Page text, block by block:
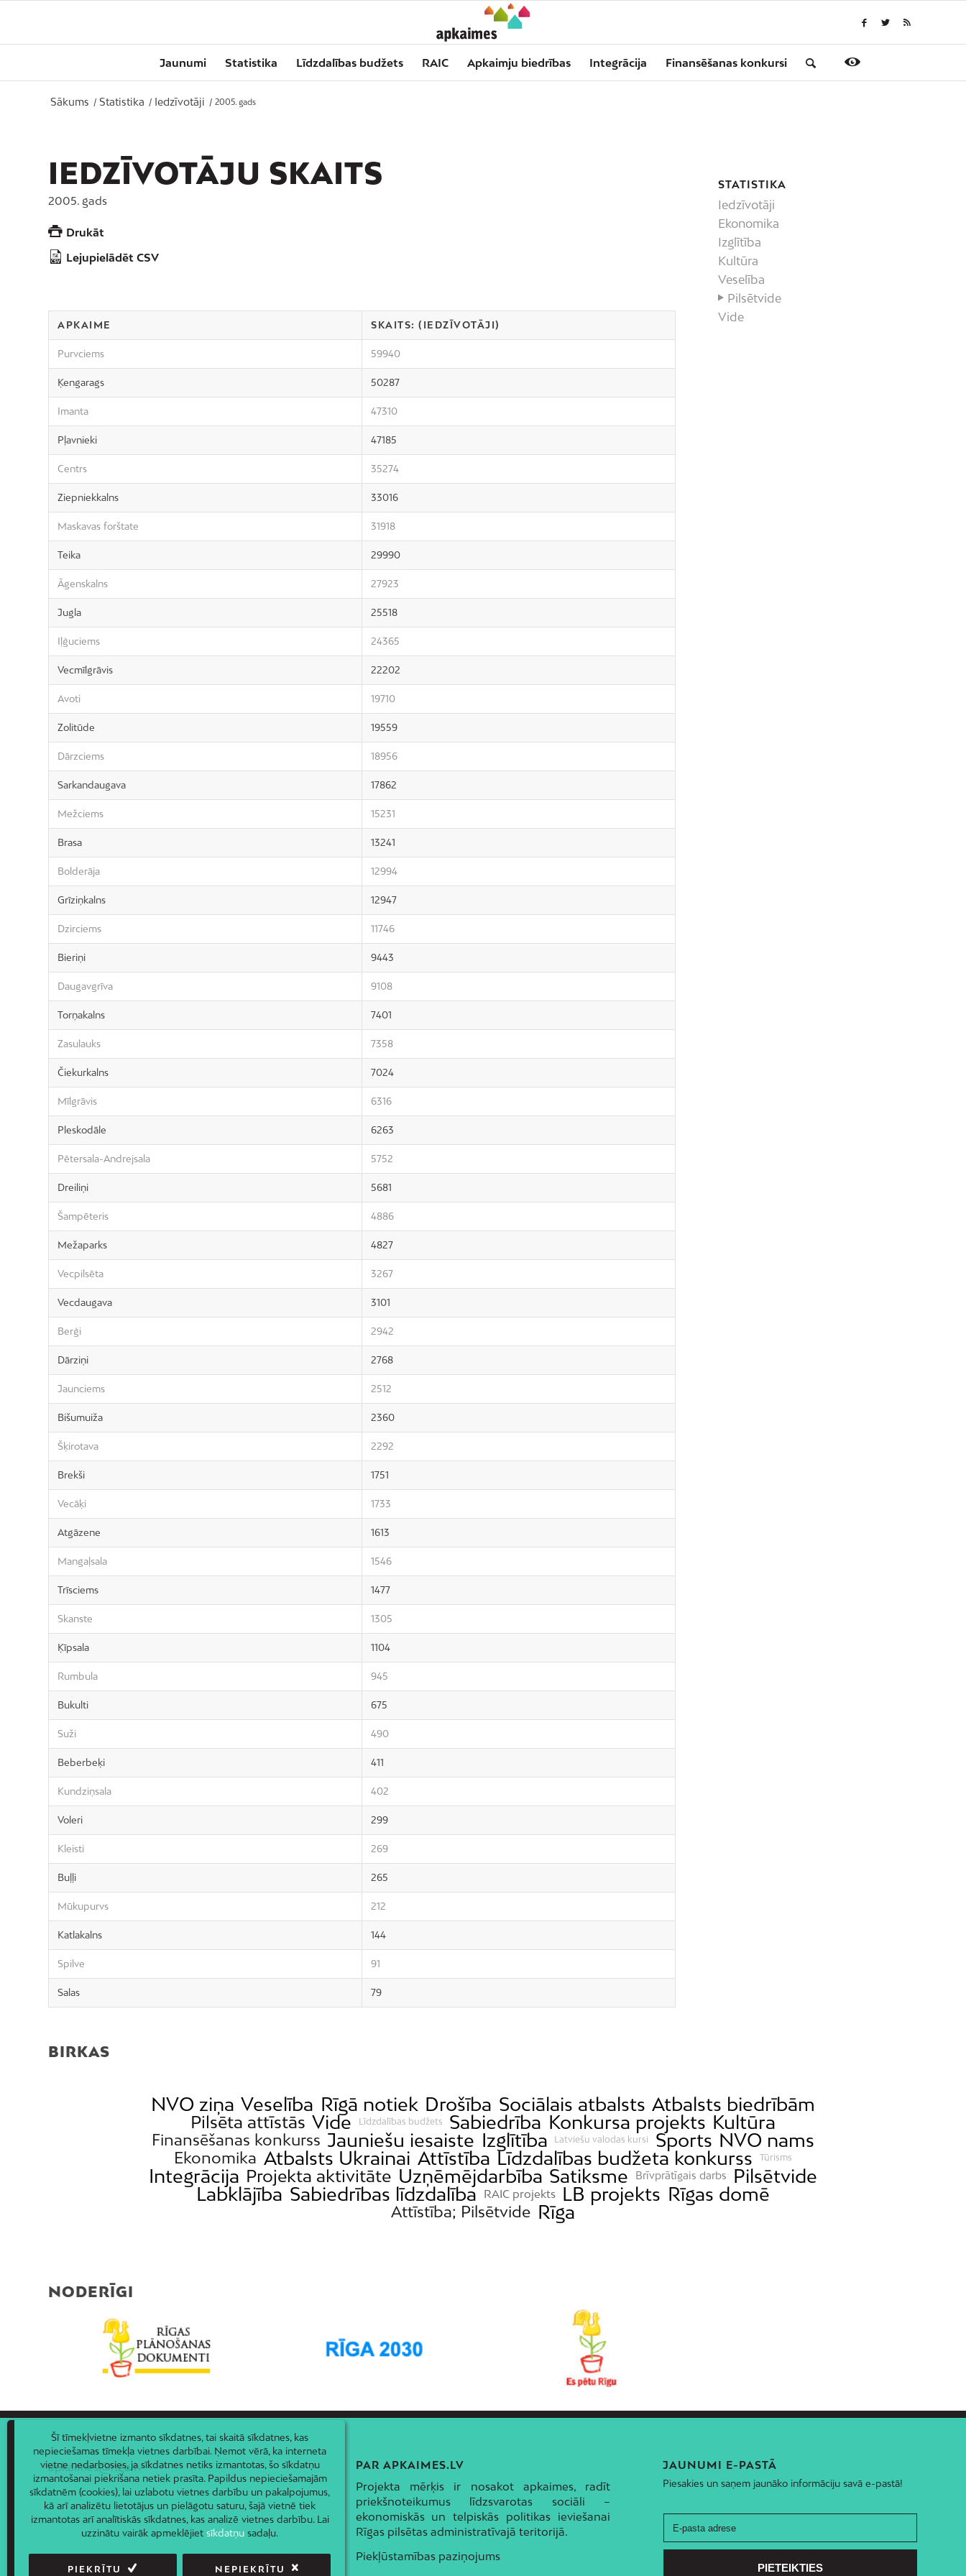
Jaunumi Statistika Līdzdalības budžets RAIC Apkaimju biedrības Integrācija Finansēšanas konkursi
Sākums / Statistika / Iedzīvotāji / 2005. gads
IEDZĪVOTĀJU SKAITS
2005. gads
Drukāt
Lejupielādēt CSV
APKAIME SKAITS: (IEDZĪVOTĀJI)
Purvciems 59940
Ķengarags 50287
Imanta 47310
Pļavnieki 47185
Centrs 35274
Ziepniekkalns 33016
Maskavas forštate 31918
Teika 29990
Āgenskalns 27923
Jugla 25518
Iļģuciems 24365
Vecmīlgrāvis 22202
Avoti 19710
Zolitūde 19559
Dārzciems 18956
Sarkandaugava 17862
Mežciems 15231
Brasa 13241
Bolderāja 12994
Grīziņkalns 12947
Dzirciems 11746
Bieriņi 9443
Daugavgrīva 9108
Torņakalns 7401
Zasulauks 7358
Čiekurkalns 7024
Mīlgrāvis 6316
Pleskodāle 6263
Pētersala-Andrejsala 5752
Dreiliņi 5681
Šampēteris 4886
Mežaparks 4827
Vecpilsēta 3267
Vecdaugava 3101
Berģi 2942
Dārziņi 2768
Jaunciems 2512
Bišumuiža 2360
Šķirotava 2292
Brekši 1751
Vecāķi 1733
Atgāzene 1613
Mangaļsala 1546
Trīsciems 1477
Skanste 1305
Ķīpsala 1104
Rumbula 945
Bukulti 675
Suži 490
Beberbeķi 411
Kundziņsala 402
Voleri 299
Kleisti 269
Buļļi 265
Mūkupurvs 212
Katlakalns 144
Spilve 91
Salas 79
STATISTIKA
Iedzīvotāji
Ekonomika
Izglītība
Kultūra
Veselība
Pilsētvide
Vide
BIRKAS
NVO ziņa Veselība Rīgā notiek Drošība Sociālais atbalsts Atbalsts biedrībām
Pilsēta attīstās Vide Līdzdalības budžets Sabiedrība Konkursa projekts Kultūra
Finansēšanas konkurss Jauniešu iesaiste Izglītība Latviešu valodas kursi Sports NVO nams
Ekonomika Atbalsts Ukrainai Attīstība Līdzdalības budžeta konkurss Tūrisms
Integrācija Projekta aktivitāte Uzņēmējdarbība Satiksme Brīvprātīgais darbs
Pilsētvide
Labklājība Sabiedrības līdzdalība RAIC projekts LB projekts Rīgas domē
Attīstība; Pilsētvide Rīga
NODERĪGI
apkaimes@riga.lv PAR APKAIMES.LV
Projekta mērķis ir nosakot apkaimes, radīt
priekšnoteikumus līdzsvarotas sociāli –
ekonomiskās un telpiskās politikas ieviešanai
Rīgas pilsētas administratīvajā teritorijā.
Piekļūstamības paziņojums
JAUNUMI E-PASTĀ
Piesakies un saņem jaunāko informāciju savā e-pastā!
Šī tīmekļvietne izmanto sīkdatnes, tai skaitā sīkdatnes, kas
nepieciešamas tīmekļa vietnes darbībai. Ņemot vērā, ka interneta
vietne nedarbosies, ja sīkdatnes netiks izmantotas, šo sīkdatņu
izmantošanai piekrišana netiek prasīta. Papildus nepieciešamajām
sīkdatnēm (cookies), lai uzlabotu vietnes darbību un pakalpojumus,
kā arī analizētu lietotājus un pielāgotu saturu, šajā vietnē tiek
izmantotas arī analītiskās sīkdatnes, kas analizē vietnes darbību. Lai
uzzinātu vairāk apmeklējietsīkdatņu sadaļu.
PIEKRĪTU NEPIEKRĪTU